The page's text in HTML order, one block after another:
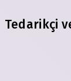
Tedarikçi